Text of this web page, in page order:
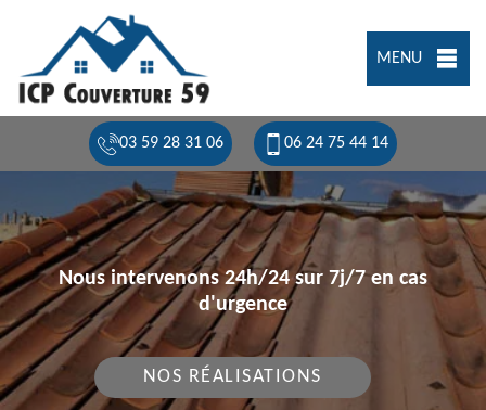
MENU
03 59 28 31 06 06 24 75 44 14
Nous intervenons 24h/24 sur 7j/7 en cas
d'urgence
NOS RÉALISATIONS